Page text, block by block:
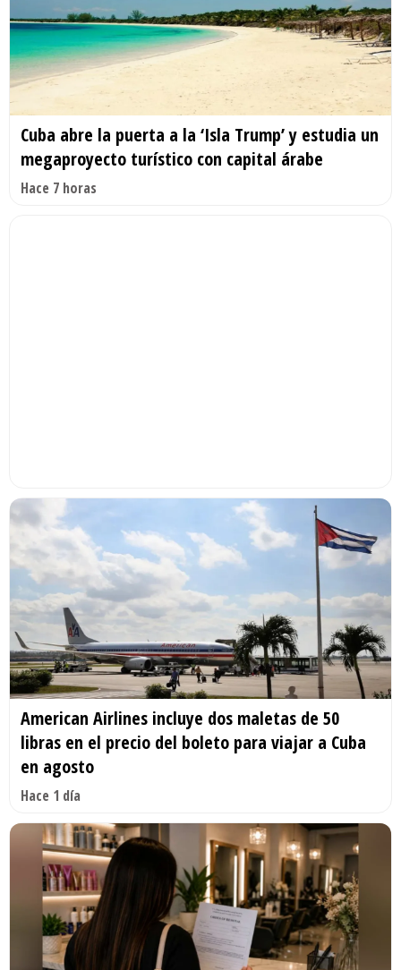
Cuba abre la puerta a la ‘Isla Trump’ y estudia un
megaproyecto turístico con capital árabe
Hace 7 horas
American Airlines incluye dos maletas de 50
libras en el precio del boleto para viajar a Cuba
en agosto
Hace 1 día